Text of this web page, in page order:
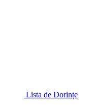
Lista de Dorințe